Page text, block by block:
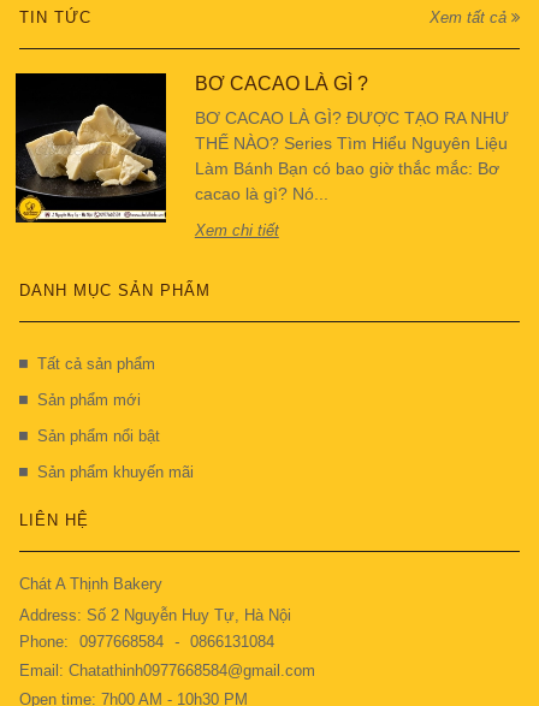
TIN TỨC Xem tất cả
BƠ CACAO LÀ GÌ ?
BƠ CACAO LÀ GÌ? ĐƯỢC TẠO RA NHƯ
THẾ NÀO? Series Tìm Hiểu Nguyên Liệu
Làm Bánh Bạn có bao giờ thắc mắc: Bơ
cacao là gì? Nó...
Xem chi tiết
DANH MỤC SẢN PHẨM
Tất cả sản phẩm
Sản phẩm mới
Sản phẩm nổi bật
Sản phẩm khuyến mãi
LIÊN HỆ
Chát A Thịnh Bakery
Address: Số 2 Nguyễn Huy Tự, Hà Nội
Phone:
0977668584 -
0866131084
Email: Chatathinh0977668584@gmail.com
Open time: 7h00 AM - 10h30 PM